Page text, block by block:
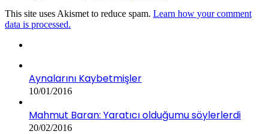
This site uses Akismet to reduce spam. Learn how your comment
data is processed.
Aynalarını Kaybetmişler
10/01/2016
Mahmut Baran: Yaratıcı olduğumu söylerlerdi
20/02/2016